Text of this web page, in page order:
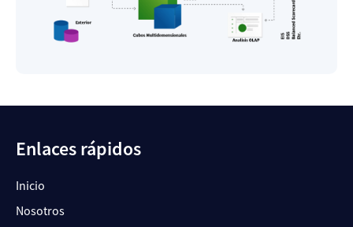
Enlaces rápidos
Inicio
Nosotros